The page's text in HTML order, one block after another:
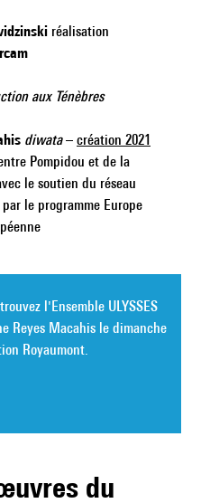
réalisation
aux Ténèbres
diwata– création 2021
Pompidou et de la
le soutien du réseau
le programme Europe
l'Ensemble ULYSSES
Reyes Macahis le dimanche
Royaumont.
du